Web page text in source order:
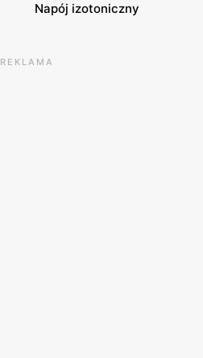
Napój izotoniczny
REKLAMA